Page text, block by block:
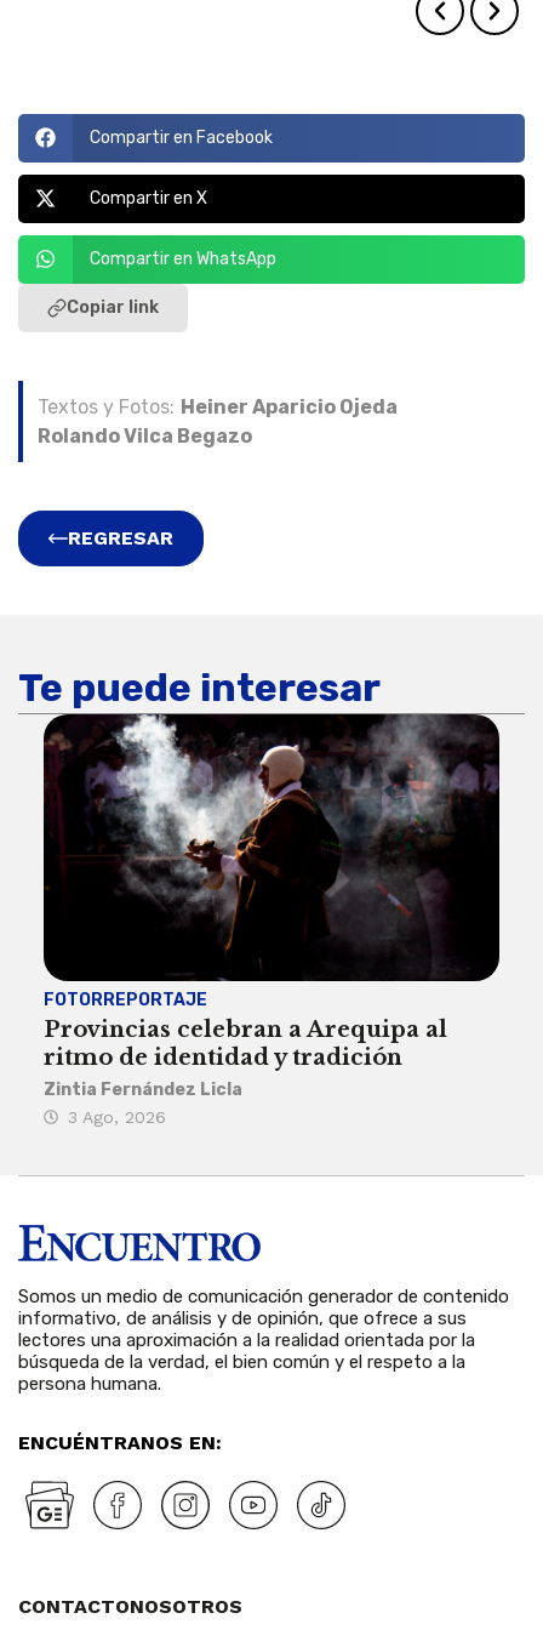
Compartir en Facebook
Compartir en X
Compartir en WhatsApp
Copiar link
Textos y Fotos: Heiner Aparicio Ojeda
Rolando Vilca Begazo
REGRESAR
Te puede interesar
FOTORREPORTAJE
Provincias celebran a Arequipa al
ritmo de identidad y tradición
Zintia Fernández Licla
3 Ago, 2026
Somos un medio de comunicación generador de contenido
informativo, de análisis y de opinión, que ofrece a sus
lectores una aproximación a la realidad orientada por la
búsqueda de la verdad, el bien común y el respeto a la
persona humana.
ENCUÉNTRANOS EN:
CONTACTONOSOTROS